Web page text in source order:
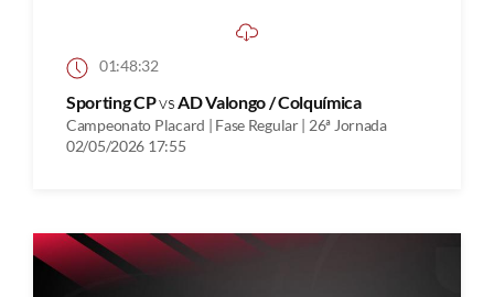
01:48:32
Sporting CPvsAD Valongo / Colquímica
Campeonato Placard | Fase Regular | 26ª Jornada
02/05/2026 17:55